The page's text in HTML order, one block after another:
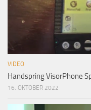
VIDEO
Handspring VisorPhone
16. OKTOBER 2022